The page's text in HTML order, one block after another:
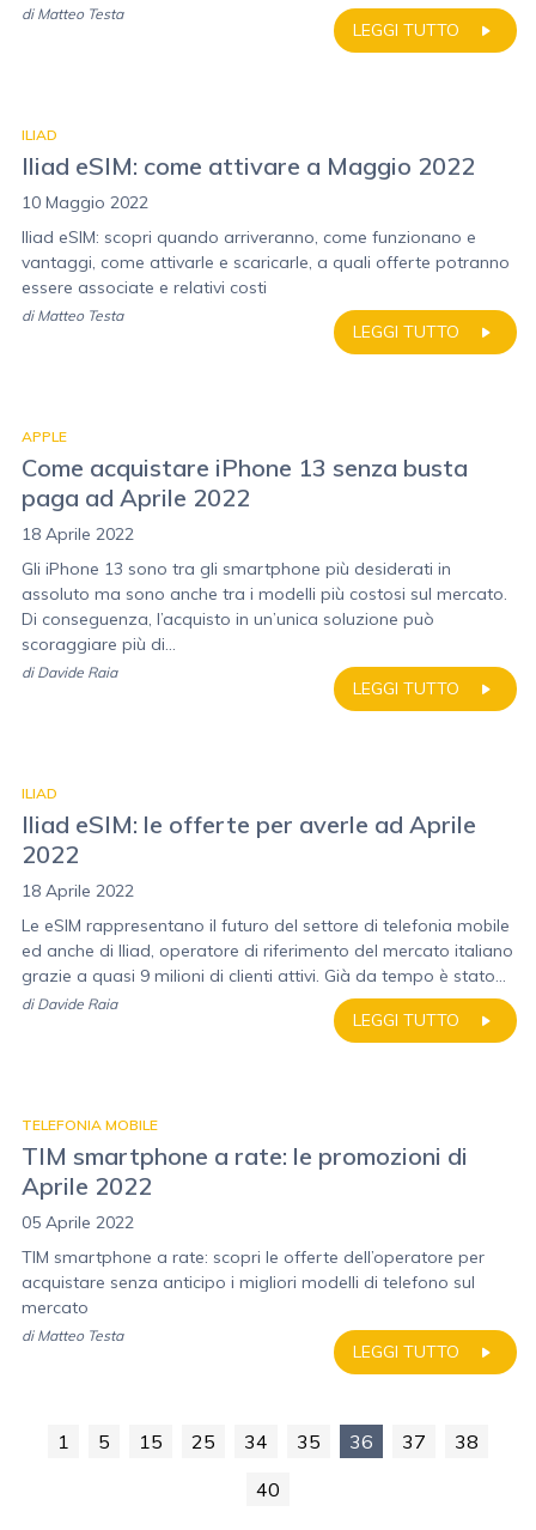
LEGGI TUTTO
di Matteo Testa
ILIAD
Iliad eSIM: come attivare a Maggio 2022
10 Maggio 2022
Iliad eSIM: scopri quando arriveranno, come funzionano e
vantaggi, come attivarle e scaricarle, a quali offerte potranno
essere associate e relativi costi
LEGGI TUTTO
di Matteo Testa
APPLE
Come acquistare iPhone 13 senza busta
paga ad Aprile 2022
18 Aprile 2022
Gli iPhone 13 sono tra gli smartphone più desiderati in
assoluto ma sono anche tra i modelli più costosi sul mercato.
Di conseguenza, l’acquisto in un’unica soluzione può
scoraggiare più di...
LEGGI TUTTO
di Davide Raia
ILIAD
Iliad eSIM: le offerte per averle ad Aprile
2022
18 Aprile 2022
Le eSIM rappresentano il futuro del settore di telefonia mobile
ed anche di Iliad, operatore di riferimento del mercato italiano
grazie a quasi 9 milioni di clienti attivi. Già da tempo è stato...
LEGGI TUTTO
di Davide Raia
TELEFONIA MOBILE
TIM smartphone a rate: le promozioni di
Aprile 2022
05 Aprile 2022
TIM smartphone a rate: scopri le offerte dell’operatore per
acquistare senza anticipo i migliori modelli di telefono sul
mercato
LEGGI TUTTO
di Matteo Testa
1 5 15 25 34 35 36 37
38
40